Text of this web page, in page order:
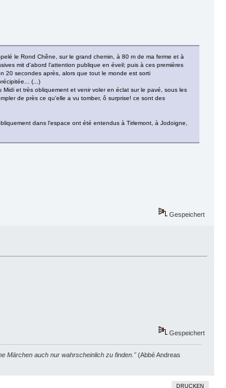
le Rond Chêne, sur le grand chemin, à 80 m de ma ferme et à
mit d'abord l'attention publique en éveil; puis à ces premières
20 secondes après, alors que tout le monde est sorti
(...)
et très obliquement et venir voler en éclat sur le pavé, sous les
de près ce qu'elle a vu tomber, ô surprise! ce sont des
dans l'espace ont été entendus à Tirlemont, à Jodoigne,
Gespeichert
Gespeichert
Märchen auch nur wahrscheinlich zu finden."(Abbé Andreas
DRUCKEN